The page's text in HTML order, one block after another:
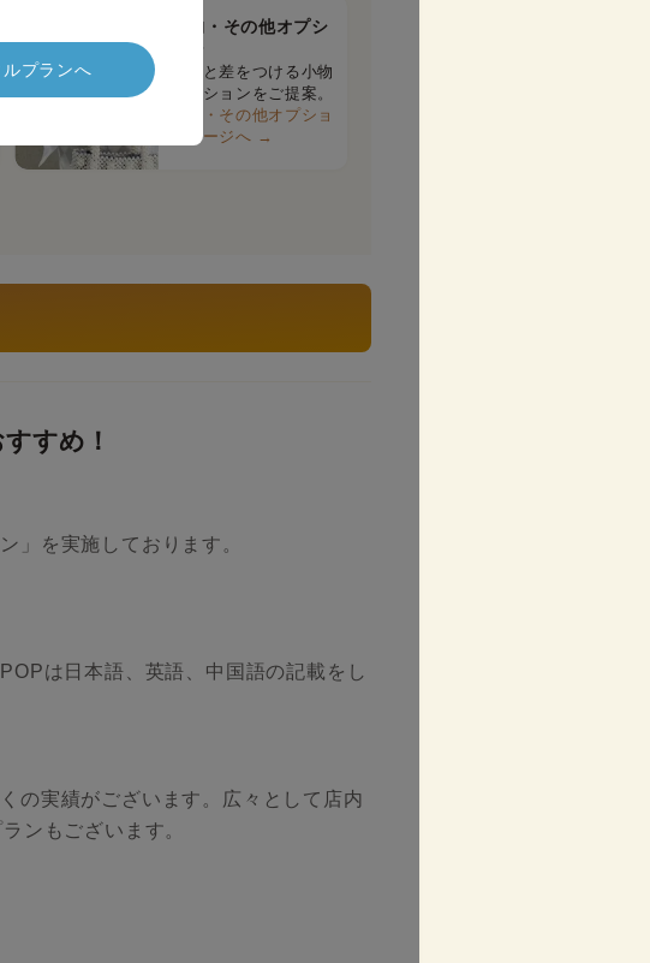
プランへ
小物・その他オプシ
周りと差をつける小物
オプションをご提案。
小物・その他オプショ
ンページへ →
すめ！
」を実施しております。
は日本語、英語、中国語の記載をし
の実績がございます。広々として店内
ンもございます。